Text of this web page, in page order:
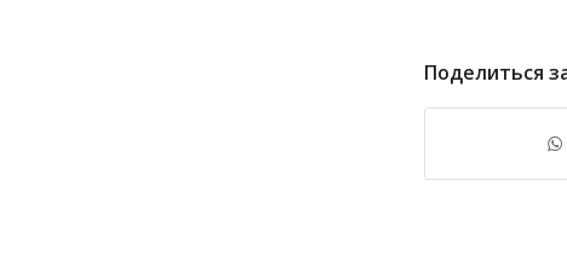
Поделиться